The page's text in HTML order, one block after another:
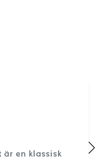
en klassisk